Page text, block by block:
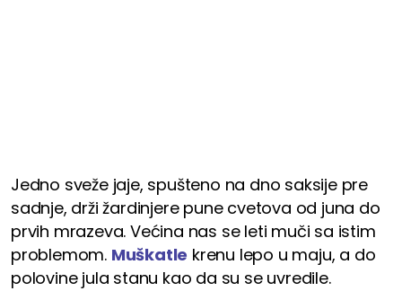
Jedno sveže jaje, spušteno na dno saksije pre
sadnje, drži žardinjere pune cvetova od juna do
prvih mrazeva. Većina nas se leti muči sa istim
problemom. Muškatle krenu lepo u maju, a do
polovine jula stanu kao da su se uvredile.